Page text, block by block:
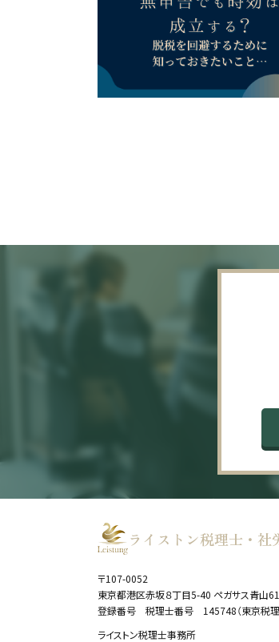
ライストン税理士・
〒107-0052
東京都港区赤坂８丁目5-40 ペガサス青山
登録番号 税理士番号 145748（東京税理
ライストン税理士事務所